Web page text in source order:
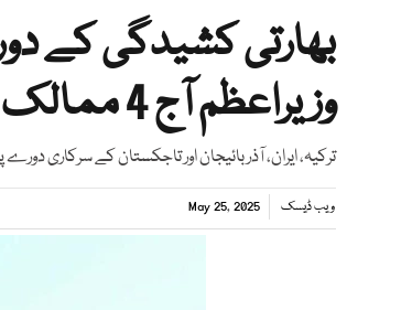
بھارتی کشیدگی کے
وزیراعظم آج 4 ممالک کے دورے پر روانہ ہوں گے
ترکیہ، ایران، آذربائیجان اور تاجکستان کے سرکاری
ویب ڈیسک May 25, 2025